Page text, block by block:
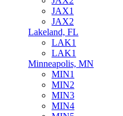
JAX1
JAX2
Lakeland, FL
LAK1
LAK1
Minneapolis, MN
MIN1
MIN2
MIN3
MIN4